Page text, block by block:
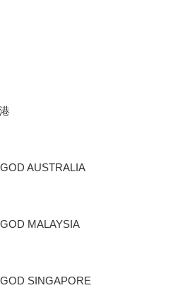
AUSTRALIA
MALAYSIA
SINGAPORE